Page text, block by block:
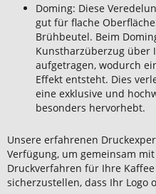
Doming: Diese
gut für flache
Brühbeutel. Beim
Kunstharzüberzug über
aufgetragen, wodurch
Effekt entsteht. Dies
eine exklusive und
besonders hervorhebt.
Unsere erfahrenen
Verfügung, um gemeinsam
Druckverfahren für Ihre
sicherzustellen, dass Ihr Logo